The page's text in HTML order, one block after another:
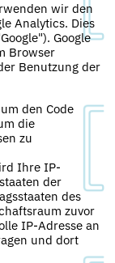
wir den
Analytics. Dies
Google
Browser
Benutzung der
den Code
die
zu
Ihre IP-
der
des
zuvor
IP-Adresse an
und dort